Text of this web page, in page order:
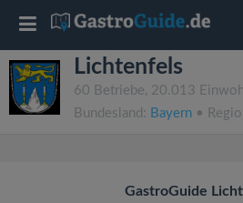
Lichtenfels
60 Betriebe, 20.013
Bundesland: Bayern •
GastroGuide
T
o
g